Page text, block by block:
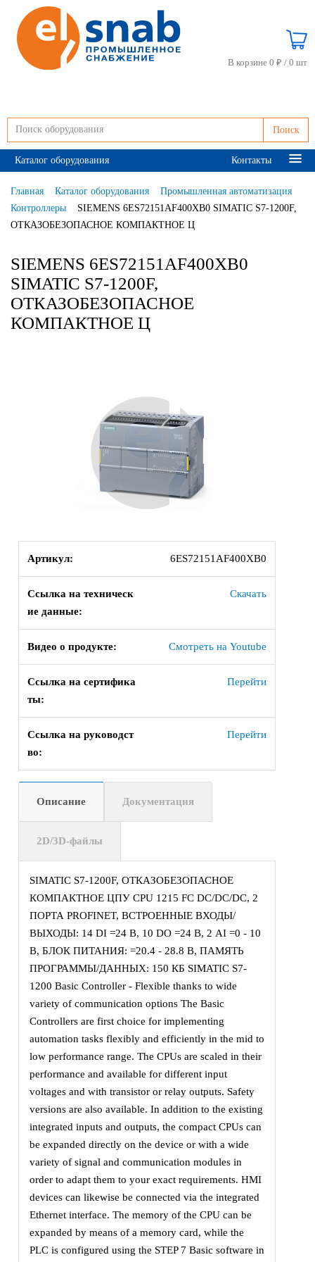
Поиск
В корзине 0 ₽ / 0 шт
Каталог оборудования Контакты
Главная Каталог оборудования
Промышленная автоматизация
Контроллеры
SIEMENS 6ES72151AF400XB0 SIMATIC S7-1200F,
ОТКАЗОБЕЗОПАСНОЕ КОМПАКТНОЕ Ц
SIEMENS 6ES72151AF400XB0
SIMATIC S7-1200F,
ОТКАЗОБЕЗОПАСНОЕ
КОМПАКТНОЕ Ц
Артикул: 6ES72151AF400XB0
Ссылка на техническ
ие данные:
Скачать
Видео о продукте: Смотреть на Youtube
Ссылка на сертифика
ты:
Перейти
Ссылка на руководст
во:
Перейти
Описание Документация
2D/3D-файлы
SIMATIC S7-1200F, ОТКАЗОБЕЗОПАСНОЕ
КОМПАКТНОЕ ЦПУ CPU 1215 FC DC/DC/DC, 2
ПОРТА PROFINET, ВСТРОЕННЫЕ ВХОДЫ/
ВЫХОДЫ: 14 DI =24 В, 10 DO =24 В, 2 AI =0 - 10
В, БЛОК ПИТАНИЯ: =20.4 - 28.8 В, ПАМЯТЬ
ПРОГРАММЫ/ДАННЫХ: 150 КБ SIMATIC S7-
1200 Basic Controller - Flexible thanks to wide
variety of communication options The Basic
Controllers are first choice for implementing
automation tasks flexibly and efficiently in the mid to
low performance range. The CPUs are scaled in their
performance and available for different input
voltages and with transistor or relay outputs. Safety
versions are also available. In addition to the existing
integrated inputs and outputs, the compact CPUs can
be expanded directly on the device or with a wide
variety of signal and communication modules in
order to adapt them to your exact requirements. HMI
devices can likewise be connected via the integrated
Ethernet interface. The memory of the CPU can be
expanded by means of a memory card, while the
PLC is configured using the STEP 7 Basic software in